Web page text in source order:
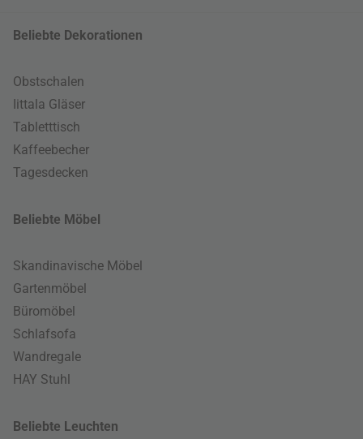
Beliebte Dekorationen
Obstschalen
Iittala Gläser
Tabletttisch
Kaffeebecher
Tagesdecken
Beliebte Möbel
Skandinavische Möbel
Gartenmöbel
Büromöbel
Schlafsofa
Wandregale
HAY Stuhl
Beliebte Leuchten